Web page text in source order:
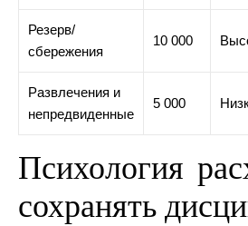
Резерв/
сбережения
10 000
Развлечения и
непредвиденные
5 000
Психология
сохранять